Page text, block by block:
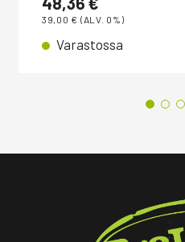
39,00 € (ALV. 0%)
Varastossa